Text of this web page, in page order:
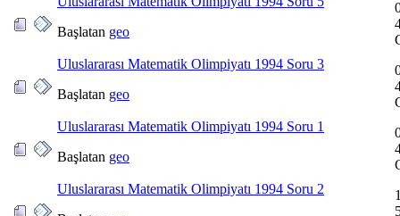
Başlatan geo
Uluslararası Matematik Olimpiyatı 1994 Soru 3
Başlatan geo
Uluslararası Matematik Olimpiyatı 1994 Soru 1
Başlatan geo
Uluslararası Matematik Olimpiyatı 1994 Soru 2